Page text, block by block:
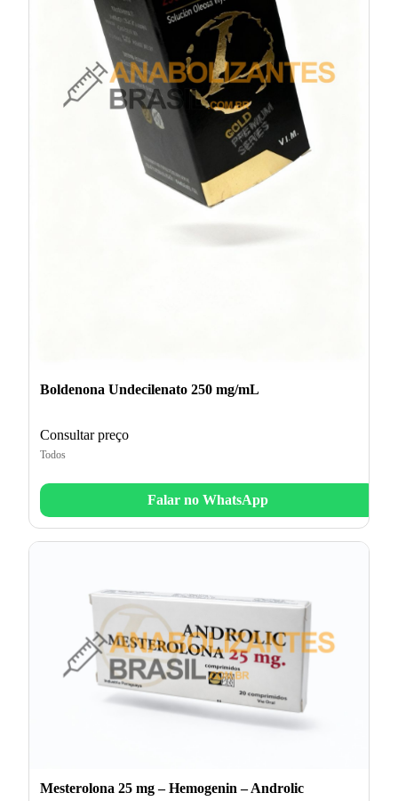
Boldenona Undecilenato 250 mg/mL
Consultar preço
Todos
Falar no WhatsApp
Mesterolona 25 mg – Hemogenin – Androlic